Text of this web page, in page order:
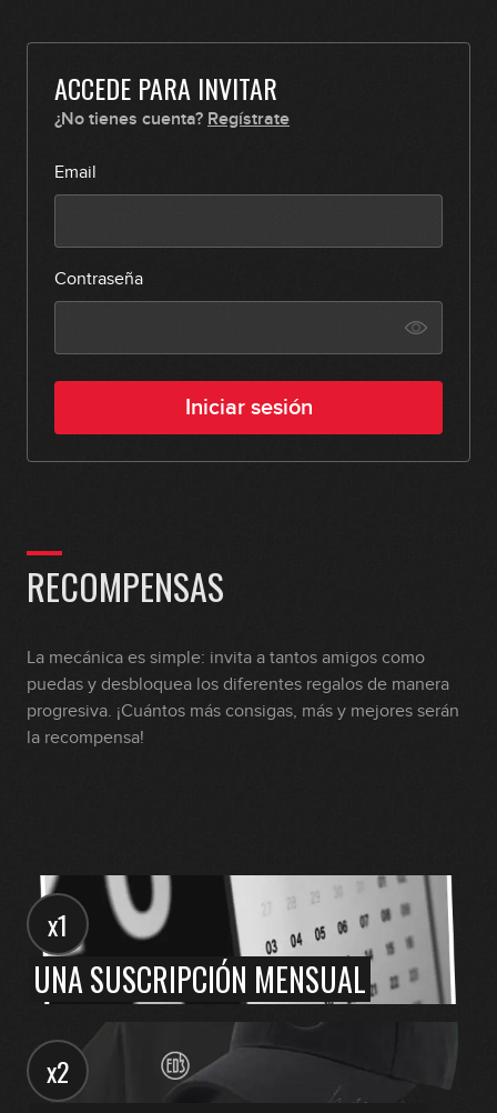
ACCEDE PARA INVITAR
¿No tienes cuenta? Regístrate
Email
Contraseña
Iniciar sesión
RECOMPENSAS
La mecánica es simple: invita a tantos amigos como
puedas y desbloquea los diferentes regalos de manera
progresiva. ¡Cuántos más consigas, más y mejores serán
la recompensa!
x1
UNA SUSCRIPCIÓN MENSUAL
x2